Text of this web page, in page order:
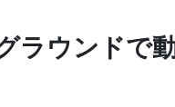
ラウンドで